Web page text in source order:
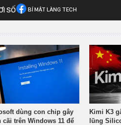
SỐ BÍ MẬT LÀNG TECH
dùng con chip gây
cãi trên Windows 11 để
Kimi K3
lũng